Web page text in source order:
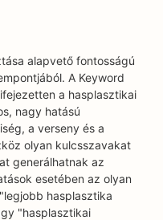
alapvető fontosságú
A Keyword
a hasplasztikai
nagy hatású
a verseny és a
olyan kulcsszavakat
generálhatnak az
esetében az olyan
hasplasztika
"hasplasztikai